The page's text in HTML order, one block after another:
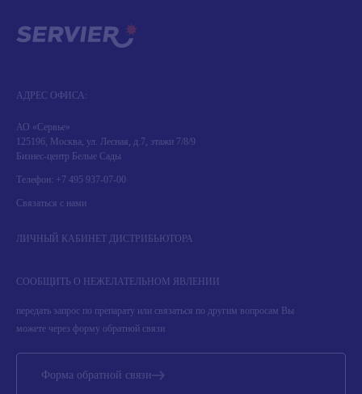
АДРЕС ОФИСА:
АО «Сервье»
125196, Москва, ул. Лесная, д.7, этажи 7/8/9
Бизнес-центр Белые Сады
Телефон: +7 495 937-07-00
Связаться с нами
ЛИЧНЫЙ КАБИНЕТ ДИСТРИБЬЮТОРА
СООБЩИТЬ О НЕЖЕЛАТЕЛЬНОМ ЯВЛЕНИИ
передать запрос по препарату или связаться по другим вопросам Вы
можете через форму обратной связи
Форма обратной связи